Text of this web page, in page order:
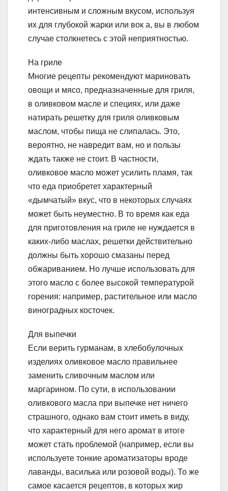
интенсивным и сложным вкусом, используя
их для глубокой жарки или вок а, вы в любом
случае столкнетесь с этой неприятностью.
На гриле
Многие рецепты рекомендуют мариновать
овощи и мясо, предназначенные для гриля,
в оливковом масле и специях, или даже
натирать решетку для гриля оливковым
маслом, чтобы пища не слипалась. Это,
вероятно, не навредит вам, но и пользы
ждать также не стоит. В частности,
оливковое масло может усилить пламя, так
что еда приобретет характерный
«дымчатый» вкус, что в некоторых случаях
может быть неуместно. В то время как еда
для приготовления на гриле не нуждается в
каких-либо маслах, решетки действительно
должны быть хорошо смазаны перед
обжариванием. Но лучше использовать для
этого масло с более высокой температурой
горения: например, растительное или масло
виноградных косточек.
Для выпечки
Если верить гурманам, в хлебобулочных
изделиях оливковое масло правильнее
заменить сливочным маслом или
маргарином. По сути, в использовании
оливкового масла при выпечке нет ничего
страшного, однако вам стоит иметь в виду,
что характерный для него аромат в итоге
может стать проблемой (например, если вы
используете тонкие ароматизаторы вроде
лаванды, василька или розовой воды). То же
самое касается рецептов, в которых жир